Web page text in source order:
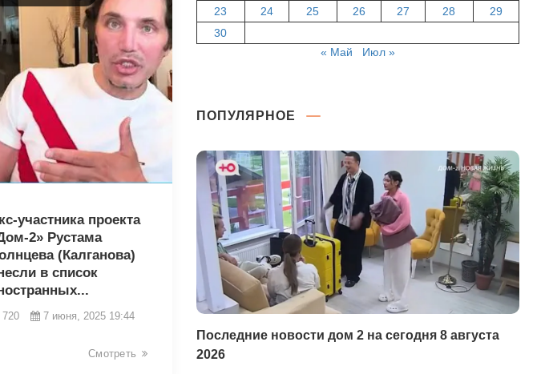
участника проекта
2» Рустама
(Калганова)
в список
7 июня, 2025 19:44
Смотреть
23
24 25 26 27 28
29
30
« Май
Июл »
ПОПУЛЯРНОЕ
Последние новости дом 2 на сегодня 8 августа
2026